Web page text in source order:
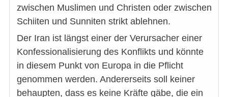
zwischen Muslimen und Christen oder zwischen
Schiiten und Sunniten strikt ablehnen.
Der Iran ist längst einer der Verursacher einer
Konfessionalisierung des Konflikts und könnte
in diesem Punkt von Europa in die Pflicht
genommen werden. Andererseits soll keiner
behaupten, dass es keine Kräfte gäbe, die ein